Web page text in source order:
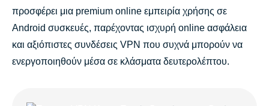
προσφέρει μια premium online εμπειρία χρήσης σε
Android συσκευές, παρέχοντας ισχυρή online ασφάλεια
και αξιόπιστες συνδέσεις VPN που συχνά μπορούν να
ενεργοποιηθούν μέσα σε κλάσματα δευτερολέπτου.